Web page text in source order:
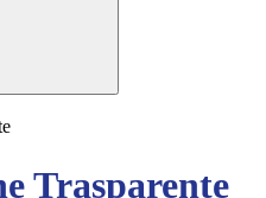
Trasparente